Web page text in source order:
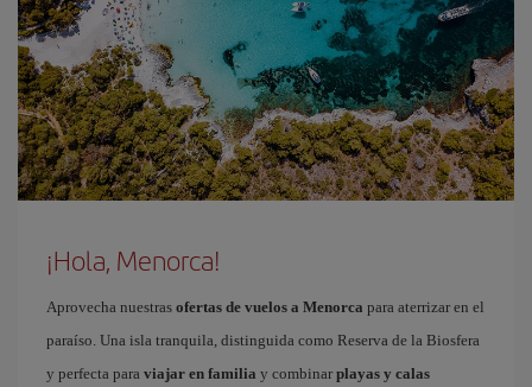
¡Hola, Menorca!
Aprovecha nuestras ofertas de vuelos a Menorca para aterrizar en el
paraíso. Una isla tranquila, distinguida como Reserva de la Biosfera
y perfecta para viajar en familia y combinar playas y calas